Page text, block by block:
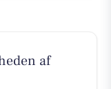
af